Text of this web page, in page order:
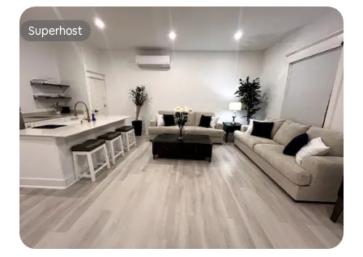
Superhost
Superhost